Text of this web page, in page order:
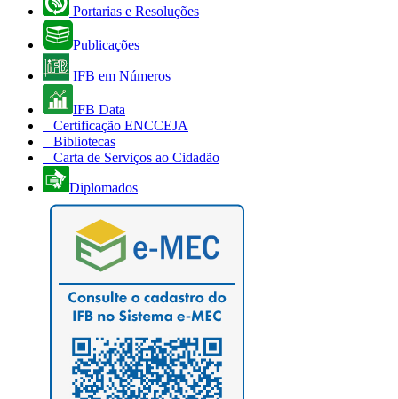
Portarias e Resoluções
Publicações
IFB em Números
IFB Data
Certificação ENCCEJA
Bibliotecas
Carta de Serviços ao Cidadão
Diplomados